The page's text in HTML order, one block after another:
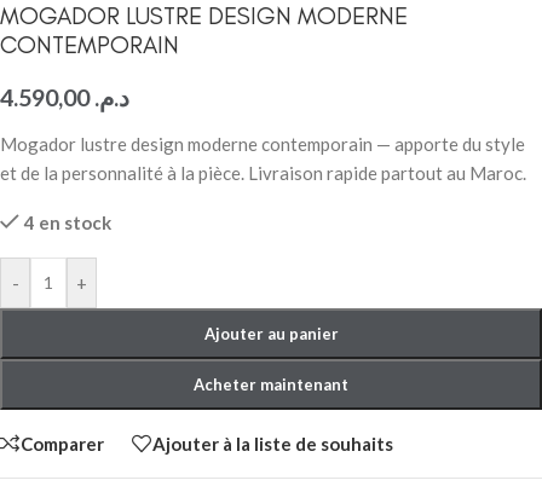
MOGADOR LUSTRE DESIGN MODERNE
CONTEMPORAIN
د.م.4.590,00
Mogador lustre design moderne contemporain — apporte du style
et de la personnalité à la pièce. Livraison rapide partout au Maroc.
4 en stock
- +
Ajouter au panier
Acheter maintenant
Comparer Ajouter à la liste de souhaits